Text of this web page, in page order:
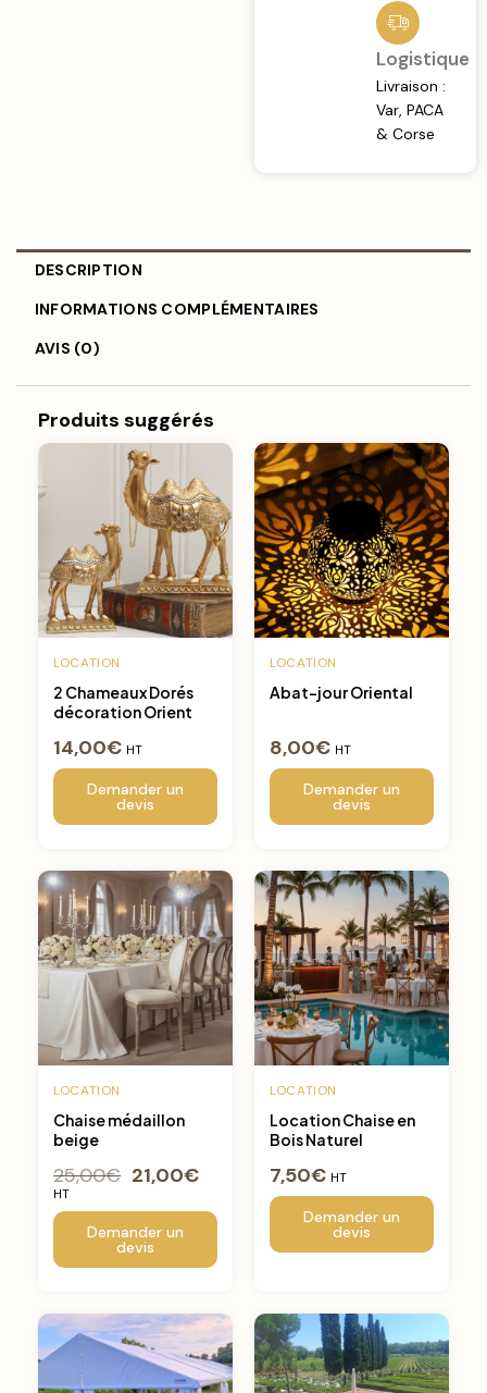
Logistique
Livraison :
Var, PACA
& Corse
DESCRIPTION
INFORMATIONS COMPLÉMENTAIRES
AVIS (0)
Produits suggérés
LOCATION
2 Chameaux Dorés
décoration Orient
14,00€ HT
Demander un
devis
LOCATION
Abat-jour Oriental
8,00€ HT
Demander un
devis
LOCATION
Chaise médaillon
beige
25,00€ 21,00€
HT
Demander un
devis
LOCATION
Location Chaise en
Bois Naturel
7,50€ HT
Demander un
devis